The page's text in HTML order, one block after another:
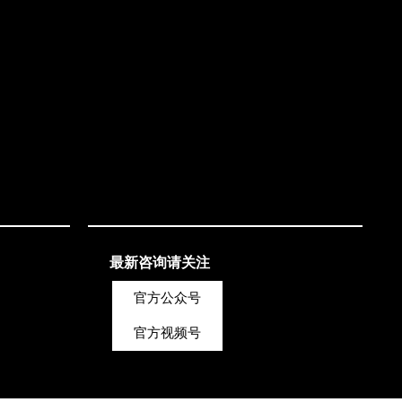
最新咨询请关注
官方公众号
官方视频号